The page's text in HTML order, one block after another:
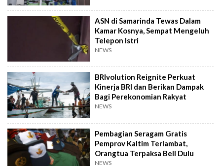
ASN di Samarinda Tewas Dalam
Kamar Kosnya, Sempat Mengeluh
Telepon Istri
NEWS
BRIvolution Reignite Perkuat
Kinerja BRI dan Berikan Dampak
Bagi Perekonomian Rakyat
NEWS
Pembagian Seragam Gratis
Pemprov Kaltim Terlambat,
Orangtua Terpaksa Beli Dulu
NEWS